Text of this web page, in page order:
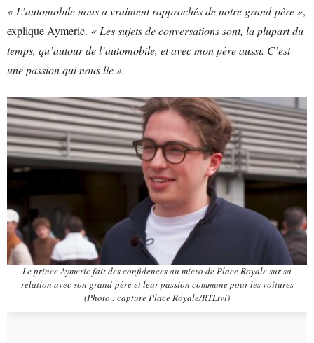
« L’automobile nous a vraiment rapprochés de notre grand-père »,
explique Aymeric. « Les sujets de conversations sont, la plupart du
temps, qu’autour de l’automobile, et avec mon père aussi. C’est
une passion qui nous lie ».
Le prince Aymeric fait des confidences au micro de Place Royale sur sa
relation avec son grand-père et leur passion commune pour les voitures
(Photo : capture Place Royale/RTLtvi)